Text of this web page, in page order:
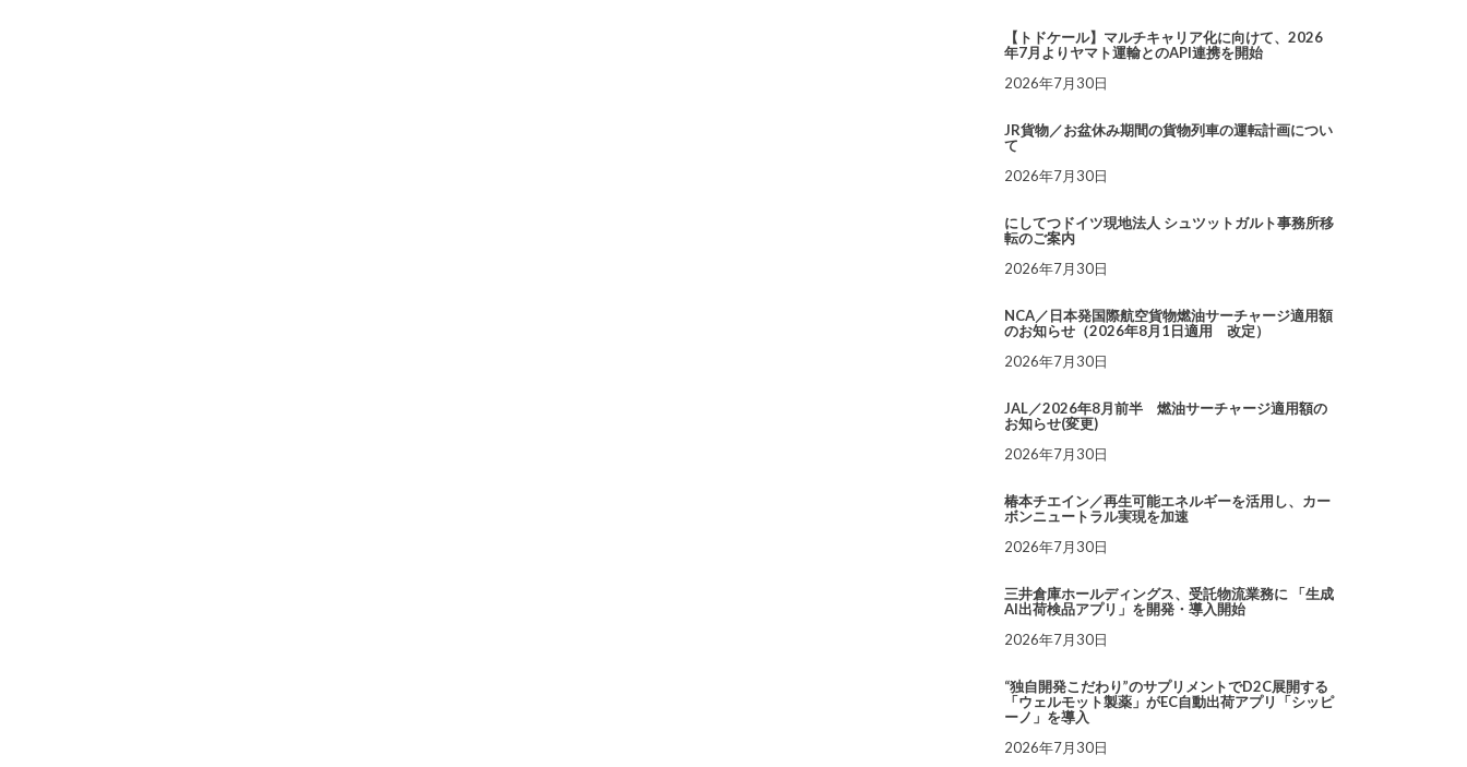
【トドケール】マルチキャリア化に向けて、2026
年7月よりヤマト運輸とのAPI連携を開始
2026年7月30日
JR貨物／お盆休み期間の貨物列車の運転計画につい
て
2026年7月30日
にしてつドイツ現地法人 シュツットガルト事務所移
転のご案内
2026年7月30日
NCA／日本発国際航空貨物燃油サーチャージ適用額
のお知らせ（2026年8月1日適用 改定）
2026年7月30日
JAL／2026年8月前半 燃油サーチャージ適用額の
お知らせ(変更)
2026年7月30日
椿本チエイン／再生可能エネルギーを活用し、カー
ボンニュートラル実現を加速
2026年7月30日
三井倉庫ホールディングス、受託物流業務に 「生成
AI出荷検品アプリ」を開発・導入開始
2026年7月30日
“独自開発こだわり”のサプリメントでD2C展開する
「ウェルモット製薬」がEC自動出荷アプリ「シッピ
ーノ」を導入
2026年7月30日